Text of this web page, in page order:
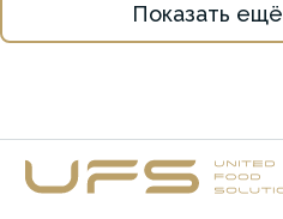
Показать ещё